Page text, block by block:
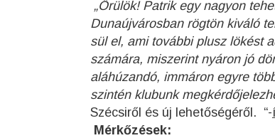
„Örülök! Patrik egy nagyon
Dunaújvárosban rögtön kiváló
sül el, ami további plusz lökést
számára, miszerint nyáron jó
aláhúzandó, immáron egyre
szintén klubunk
Szécsiről és új lehetőségéről. “-
Mérkőzések: